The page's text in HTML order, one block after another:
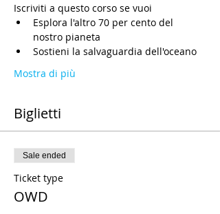
Iscriviti a questo corso se vuoi
Esplora l'altro 70 per cento del
nostro pianeta
Sostieni la salvaguardia dell'oceano
Mostra di più
Biglietti
Sale ended
Ticket type
OWD